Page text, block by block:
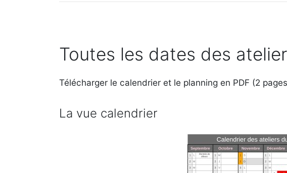
Toutes les dates des
Télécharger le calendrier et le planning en PDF (2
La vue calendrier